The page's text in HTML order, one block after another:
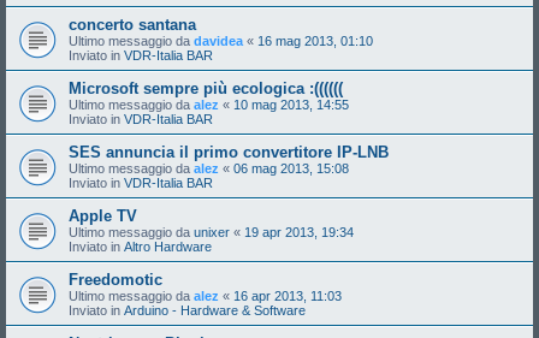
concerto santana
Ultimo messaggio da davidea « 16 mag 2013, 01:10
Inviato in VDR-Italia BAR
Microsoft sempre più ecologica :((((((
Ultimo messaggio da alez « 10 mag 2013, 14:55
Inviato in VDR-Italia BAR
SES annuncia il primo convertitore IP-LNB
Ultimo messaggio da alez « 06 mag 2013, 15:08
Inviato in VDR-Italia BAR
Apple TV
Ultimo messaggio da unixer « 19 apr 2013, 19:34
Inviato in Altro Hardware
Freedomotic
Ultimo messaggio da alez « 16 apr 2013, 11:03
Inviato in Arduino - Hardware & Software